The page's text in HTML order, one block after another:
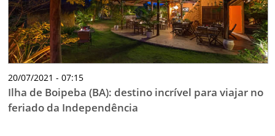
20/07/2021 - 07:15
Ilha de Boipeba (BA): destino incrível para viajar no
feriado da Independência